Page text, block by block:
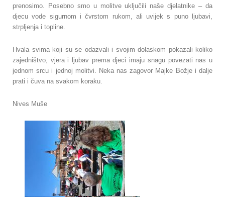
prenosimo. Posebno smo u molitve uključili naše djelatnike – da
djecu vode sigurnom i čvrstom rukom, ali uvijek s puno ljubavi,
strpljenja i topline.
Hvala svima koji su se odazvali i svojim dolaskom pokazali koliko
zajedništvo, vjera i ljubav prema djeci imaju snagu povezati nas u
jednom srcu i jednoj molitvi. Neka nas zagovor Majke Božje i dalje
prati i čuva na svakom koraku.
Nives Muše